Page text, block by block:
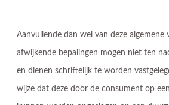
Aanvullende dan wel van deze algemene
afwijkende bepalingen mogen niet ten
en dienen schriftelijk te worden
wijze dat deze door de consument op